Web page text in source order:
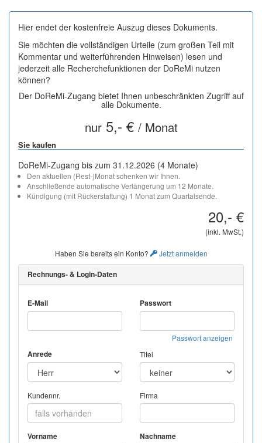
Hier endet der kostenfreie Auszug dieses Dokuments.
Sie möchten die vollständigen Urteile (zum großen Teil mit
Kommentar und weiterführenden Hinweisen) lesen und
jederzeit alle Recherchefunktionen der DoReMi nutzen
können?
Der DoReMi-Zugang bietet Ihnen unbeschränkten Zugriff auf
alle Dokumente.
nur5,- € / Monat
Sie kaufen
DoReMi-Zugang bis zum 31.12.2026 (4 Monate)
Den aktuellen (Rest-)Monat schenken wir Ihnen.
Anschließende automatische Verlängerung um 12 Monate.
Kündigung (mit Rückerstattung) 1 Monat zum Quartalsende.
20,- €
(inkl. MwSt.)
Haben Sie bereits ein Konto? Jetzt anmelden
Rechnungs- & Login-Daten
E-Mail Passwort
Passwort anzeigen
Anrede Titel
Kundennr. Firma
Vorname Nachname